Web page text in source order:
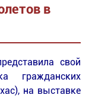
в
свой
гражданских
на выставке